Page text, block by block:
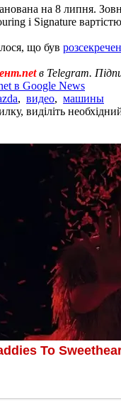
на 8 липня.
і Signature
що був
в Telegram.
в Google News
, видео, машины
виділіть